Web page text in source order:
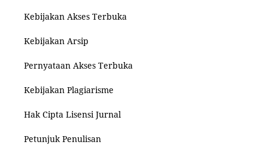
Kebijakan Akses Terbuka
Kebijakan Arsip
Pernyataan Akses Terbuka
Kebijakan Plagiarisme
Hak Cipta Lisensi Jurnal
Petunjuk Penulisan